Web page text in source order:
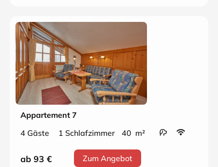
Appartement 7
4 Gäste
1 Schlafzimmer 40 m²
ab 93 € Zum Angebot